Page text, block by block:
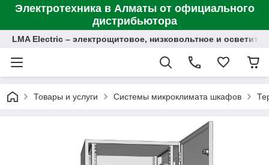
Электротехника в Алматы от официального
дистрибьютора
LMA Electric – электрощитовое, низковольтное и
Товары и услуги Системы микроклимата шкафов